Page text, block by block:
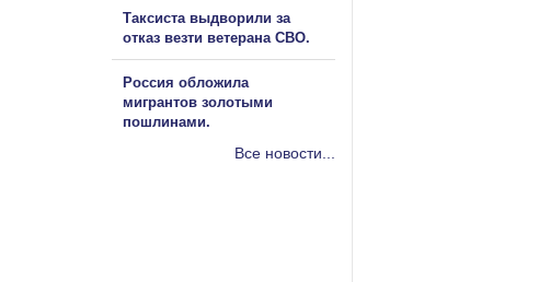
Таксиста выдворили за
отказ везти ветерана СВО.
Россия обложила
мигрантов золотыми
пошлинами.
Все новости...